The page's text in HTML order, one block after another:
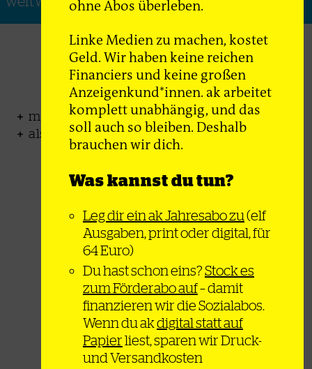
ak-Abo
monatlich auf 32 Seiten + Onlinezugang
als Print oder Digital-Abo erhältlich
ab64€
pro Jahr
Zum Angebot
ohne Abos überleben.
Linke Medien zu machen, kostet
Geld. Wir haben keine reichen
Financiers und keine großen
Anzeigenkund*innen. ak arbeitet
komplett unabhängig, und das
soll auch so bleiben. Deshalb
brauchen wir dich.
Was kannst du tun?
Leg dir ein ak Jahresabo zu(elf
Ausgaben, print oder digital, für
64 Euro)
Du hast schon eins?Stock es
zum Förderabo auf– damit
finanzieren wir die Sozialabos.
Wenn du akdigital statt auf
Papierliest, sparen wir Druck-
und Versandkosten